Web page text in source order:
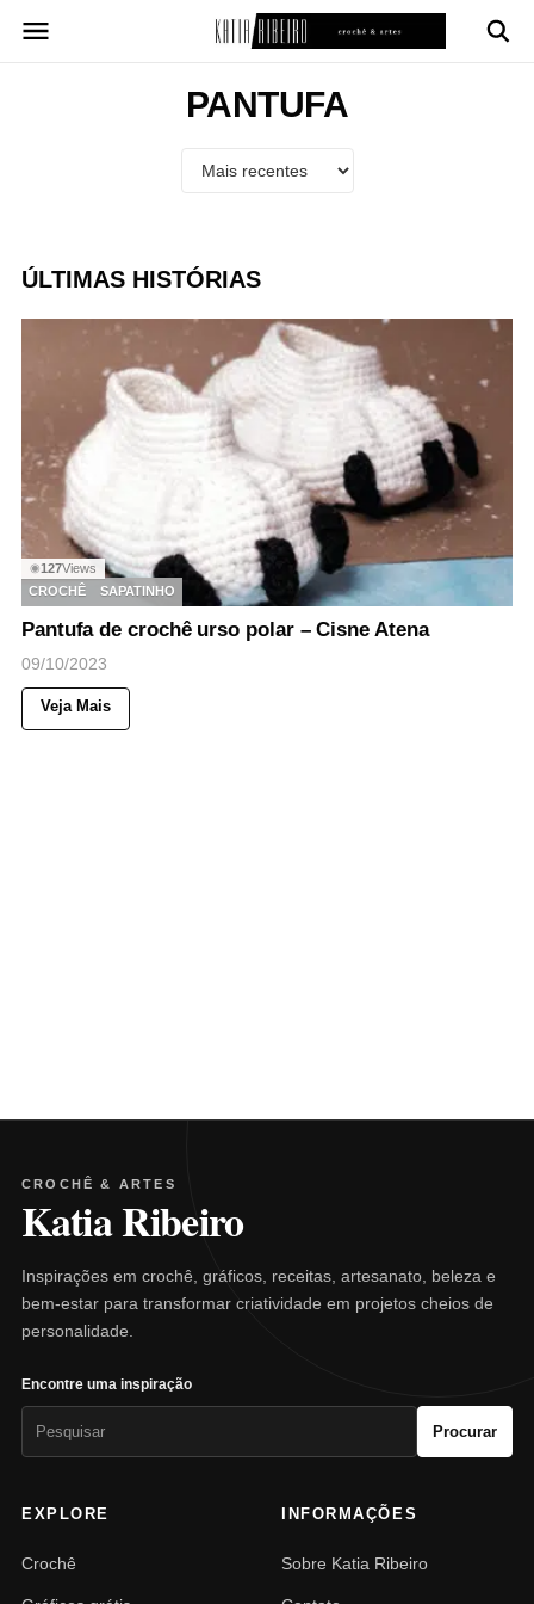
para
PANTUFA
ÚLTIMAS HISTÓRIAS
◉127Views
CROCHÊ
SAPATINHO
Pantufa de crochê urso polar – Cisne Atena
09/10/2023
Veja Mais
CROCHÊ & ARTES
Katia Ribeiro
Inspirações em crochê, gráficos, receitas, artesanato, beleza e
bem-estar para transformar criatividade em projetos cheios de
personalidade.
Encontre uma inspiração
Procurar
EXPLORE
Crochê
INFORMAÇÕES
Sobre Katia Ribeiro